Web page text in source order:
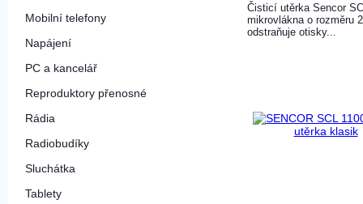
Mobilní telefony
Napájení
PC a kancelář
Reproduktory přenosné
Rádia
Radiobudíky
Sluchátka
Tablety
Čisticí utěrka Sencor
mikrovlákna o rozměru
odstraňuje otisky...